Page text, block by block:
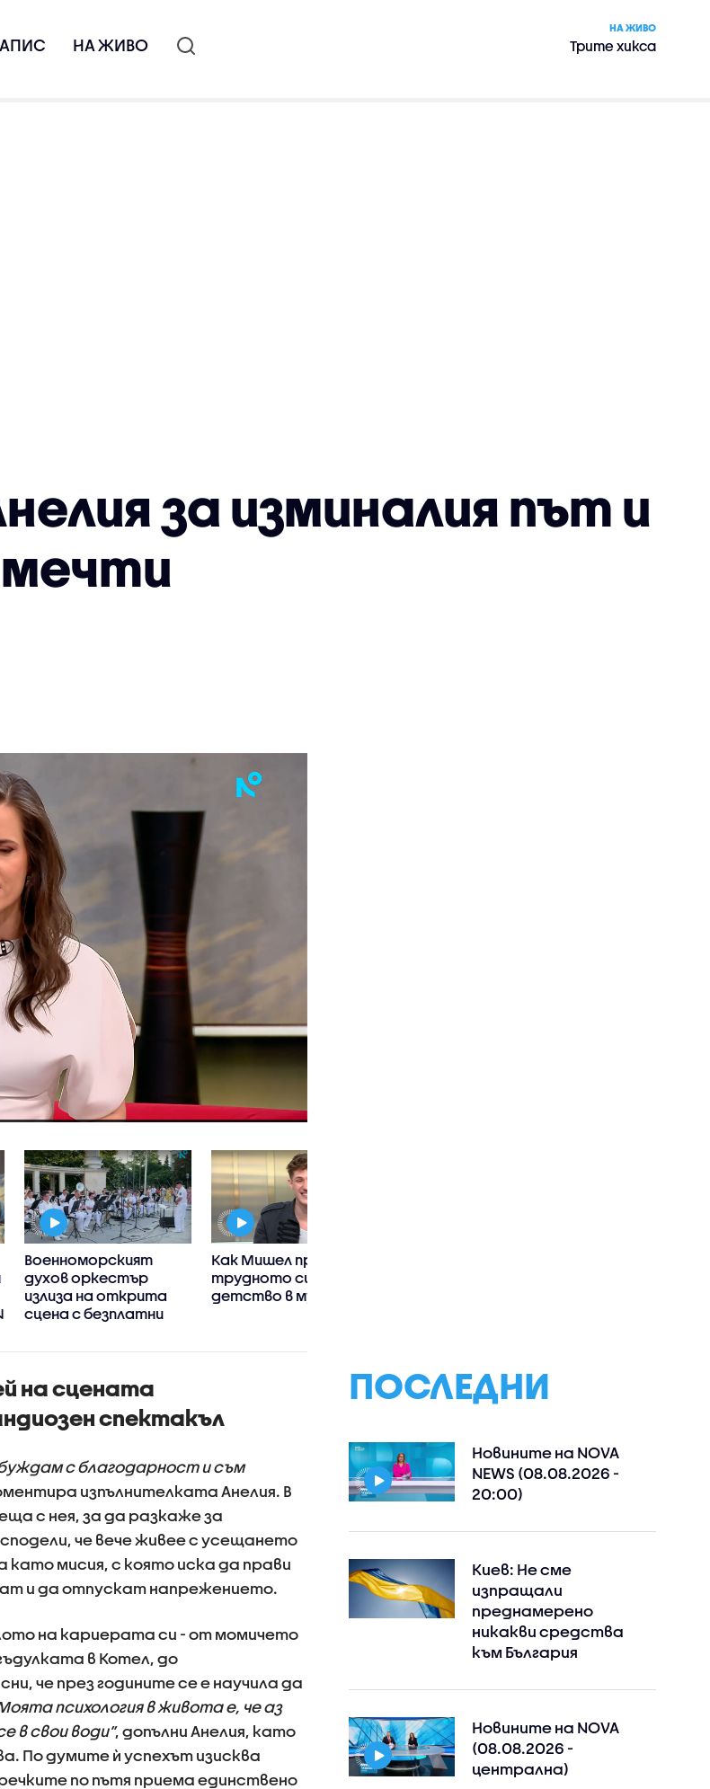
НА ЖИВО
НА ЖИВО
Трите хикса
за изминалия път и
Военноморският
духов оркестър
излиза на открита
сцена с безплатни
Как Мишел превърна
трудното си
детство в музика
на сцената
спектакъл
с благодарност и съм
изпълнителката Анелия. В
с нея, за да разкаже за
че вече живее с усещането
мисия, с която иска да прави
и да отпускат напрежението.
на кариерата си - от момичето
в Котел, до
че през годините се е научила да
психология в живота е, че аз
в свои води”, допълни Анелия, като
По думите ѝ успехът изисква
по пътя приема единствено
ПОСЛЕДНИ
Новините на NOVA
NEWS (08.08.2026 -
20:00)
Киев: Не сме
изпращали
преднамерено
никакви средства
към България
Новините на NOVA
(08.08.2026 -
централна)